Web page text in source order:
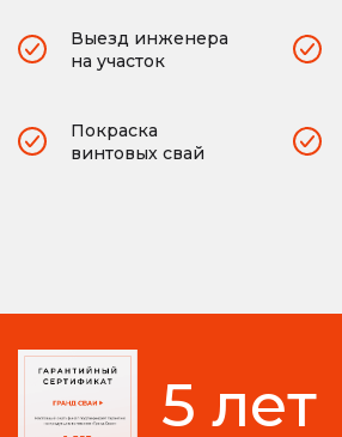
Выезд инженера
на участок
Покраска
винтовых свай
5 лет